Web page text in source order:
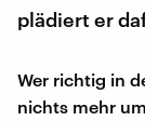
plädiert er
Wer richtig in
nichts mehr